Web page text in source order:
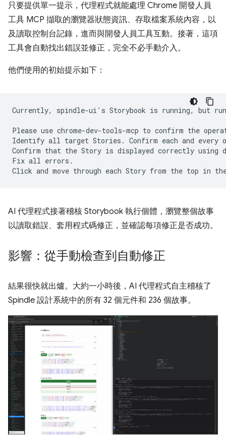
只要提供單一提示，代理程式就能處理 Chrome 開發人員
工具 MCP 擷取的瀏覽器狀態資訊、存取檔案系統內容，以
及讀取控制台記錄，進而與開發人員工具互動。接著，這項
工具會自動找出錯誤並修正，完全不必手動介入。
他們使用的初始提示如下：
Currently, spindle-ui's Storybook is running, but
Please use chrome-dev-tools-mcp to confirm the
Identify all target Stories. Confirm each and every
Confirm that the Story is displayed correctly using
Fix all errors.
AI 代理程式接著稽核 Storybook 執行個體，瀏覽整個故事
以讀取錯誤、套用程式碼修正，並確認每項修正是否成功。
影響：從手動檢查到自動修正
結果很快就出爐。大約一小時後，AI 代理程式自主稽核了
Spindle 設計系統中的所有 32 個元件和 236 個故事。